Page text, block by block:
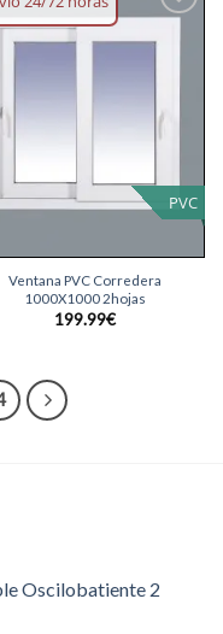
PVC
lista
Ventana PVC Corredera
1000X1000 2hojas
199.99€
Oscilobatiente 2